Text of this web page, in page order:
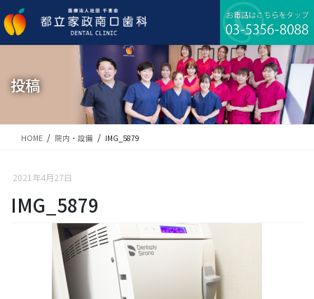
ン
テ
ビ
ゲ
移
投稿
HOME 院内・設備 IMG_5879
2021年4月27日
IMG_5879